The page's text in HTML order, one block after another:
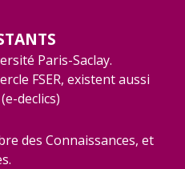
Paris-Saclay.
FSER, existent aussi
declics)
des Connaissances, et